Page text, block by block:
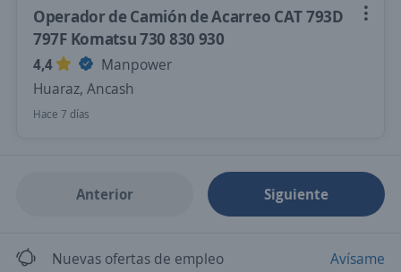
Operador de Camión de Acarreo CAT 793D
797F Komatsu 730 830 930
4,4
Manpower
Huaraz, Ancash
Hace 7 días
Anterior Siguiente
Nuevas ofertas de empleo Avísame